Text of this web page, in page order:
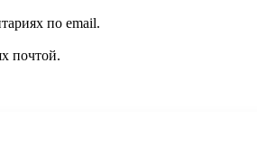
по email.
почтой.